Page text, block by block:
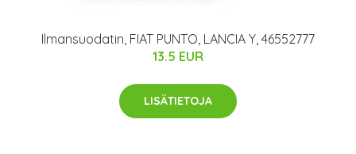
Ilmansuodatin, FIAT PUNTO, LANCIA Y, 46552777
13.5 EUR
LISÄTIETOJA